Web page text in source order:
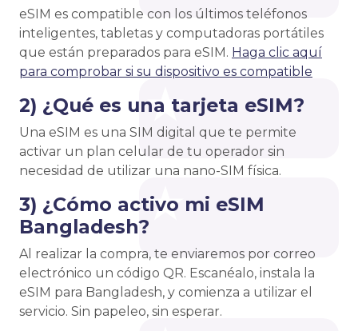
eSIM es compatible con los últimos teléfonos
inteligentes, tabletas y computadoras portátiles
que están preparados para eSIM. Haga clic aquí
para comprobar si su dispositivo es compatible
2) ¿Qué es una tarjeta eSIM?
Una eSIM es una SIM digital que te permite
activar un plan celular de tu operador sin
necesidad de utilizar una nano-SIM física.
3) ¿Cómo activo mi eSIM
Bangladesh?
Al realizar la compra, te enviaremos por correo
electrónico un código QR. Escanéalo, instala la
eSIM para Bangladesh, y comienza a utilizar el
servicio. Sin papeleo, sin esperar.